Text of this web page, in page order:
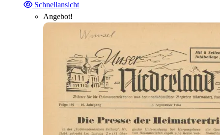
Schnellansicht
Angebot!